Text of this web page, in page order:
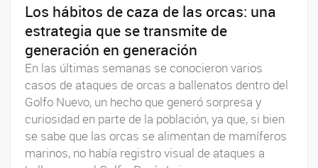
Los hábitos de caza de las orcas: una
estrategia que se transmite de
generación en generación
En las últimas semanas se conocieron varios
casos de ataques de orcas a ballenatos dentro del
Golfo Nuevo, un hecho que generó sorpresa y
curiosidad en parte de la población, ya que, si bien
se sabe que las orcas se alimentan de mamíferos
marinos, no había registro visual de ataques a